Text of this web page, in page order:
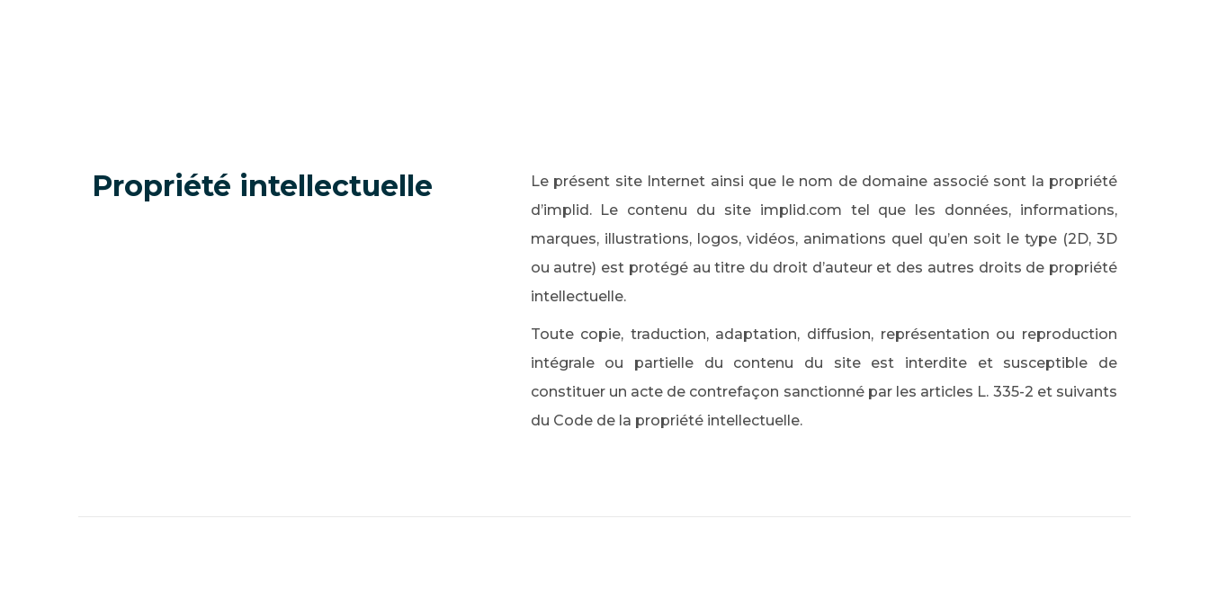
Propriété intellectuelle
Le présent site Internet ainsi que le nom de domaine associé sont la propriété
d’implid. Le contenu du site implid.com tel que les données, informations,
marques, illustrations, logos, vidéos, animations quel qu’en soit le type (2D, 3D
ou autre) est protégé au titre du droit d’auteur et des autres droits de propriété
intellectuelle.
Toute copie, traduction, adaptation, diffusion, représentation ou reproduction
intégrale ou partielle du contenu du site est interdite et susceptible de
constituer un acte de contrefaçon sanctionné par les articles L. 335-2 et suivants
du Code de la propriété intellectuelle.